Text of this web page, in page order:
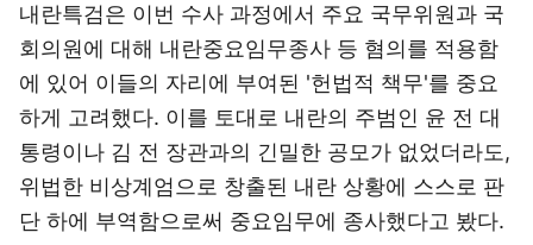
내란특검은 이번 수사 과정에서 주요 국무위원과 국
회의원에 대해 내란중요임무종사 등 혐의를 적용함
에 있어 이들의 자리에 부여된 '헌법적 책무'를 중요
하게 고려했다. 이를 토대로 내란의 주범인 윤 전 대
통령이나 김 전 장관과의 긴밀한 공모가 없었더라도,
위법한 비상계엄으로 창출된 내란 상황에 스스로 판
단 하에 부역함으로써 중요임무에 종사했다고 봤다.